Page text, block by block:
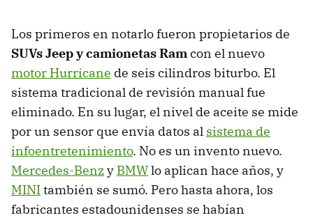
Los primeros en notarlo fueron propietarios de
SUVs Jeep y camionetas Ramcon el nuevo
motor Hurricane de seis cilindros biturbo. El
sistema tradicional de revisión manual fue
eliminado. En su lugar, el nivel de aceite se mide
por un sensor que envía datos al sistema de
infoentretenimiento. No es un invento nuevo.
Mercedes-Benzy BMWlo aplican hace años, y
MINItambién se sumó. Pero hasta ahora, los
fabricantes estadounidenses se habían